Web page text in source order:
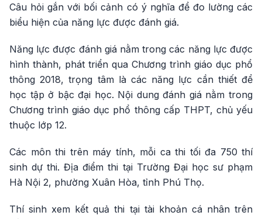
Câu hỏi gắn với bối cảnh có ý nghĩa để đo lường các
biểu hiện của năng lực được đánh giá.
Năng lực được đánh giá nằm trong các năng lực được
hình thành, phát triển qua Chương trình giáo dục phổ
thông 2018, trọng tâm là các năng lực cần thiết để
học tập ở bậc đại học. Nội dung đánh giá nằm trong
Chương trình giáo dục phổ thông cấp THPT, chủ yếu
thuộc lớp 12.
Các môn thi trên máy tính, mỗi ca thi tối đa 750 thí
sinh dự thi. Địa điểm thi tại Trường Đại học sư phạm
Hà Nội 2, phường Xuân Hòa, tỉnh Phú Thọ.
Thí sinh xem kết quả thi tại tài khoản cá nhân trên